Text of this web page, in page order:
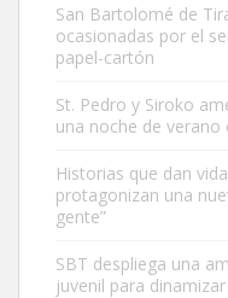
Este gato macho ha
es muy manso y
Leales.org » Gran Canaria
San Bartolomé de
ocasionadas por el
papel-cartón
St. Pedro y Siroko
una noche de verano
Historias que dan
protagonizan una
gente”
SBT despliega una
juvenil para